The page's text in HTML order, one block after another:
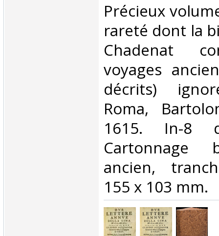
‎Précieux
rareté dont la
Chadenat
voyages
décrits)
Roma,
1615. In-8
Cartonnage
ancien,
155 x 103 mm.‎